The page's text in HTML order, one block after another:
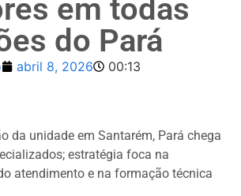
em todas
do Pará
abril 8, 2026
00:13
da unidade em Santarém, Pará chega
estratégia foca na
atendimento e na formação técnica